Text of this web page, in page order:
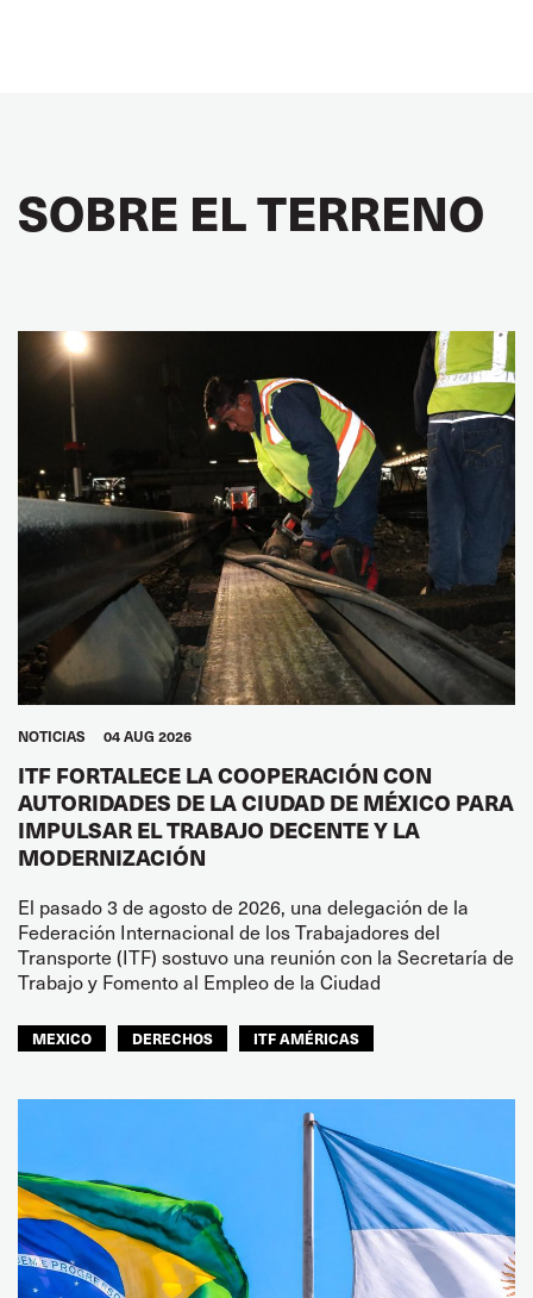
SOBRE EL TERRENO
NOTICIAS 04 AUG 2026
ITF FORTALECE LA COOPERACIÓN CON
AUTORIDADES DE LA CIUDAD DE MÉXICO PARA
IMPULSAR EL TRABAJO DECENTE Y LA
MODERNIZACIÓN
El pasado 3 de agosto de 2026, una delegación de la
Federación Internacional de los Trabajadores del
Transporte (ITF) sostuvo una reunión con la Secretaría de
Trabajo y Fomento al Empleo de la Ciudad
MEXICO DERECHOS ITF AMÉRICAS